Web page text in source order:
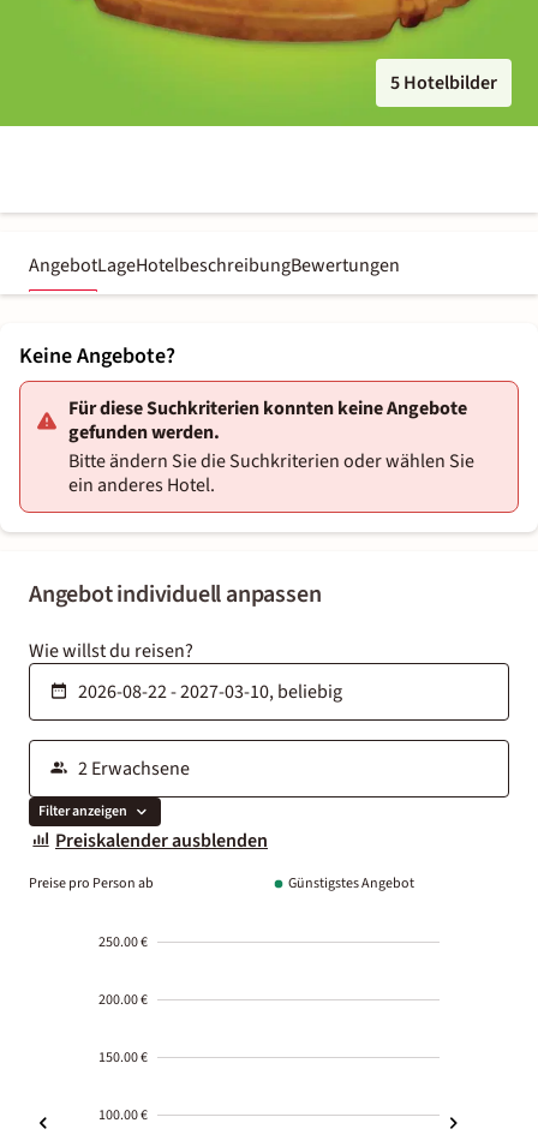
5 Hotelbilder
AngebotLageHotelbeschreibungBewertungen
Angebot individuell anpassen
Wie willst du reisen?
Filter anzeigen
Preiskalender ausblenden
Preise pro Person ab Günstigstes Angebot
250.00 €
200.00 €
150.00 €
100.00 €
Keine Angebote?
Für diese Suchkriterien konnten keine Angebote
gefunden werden.
Bitte ändern Sie die Suchkriterien oder wählen Sie
ein anderes Hotel.